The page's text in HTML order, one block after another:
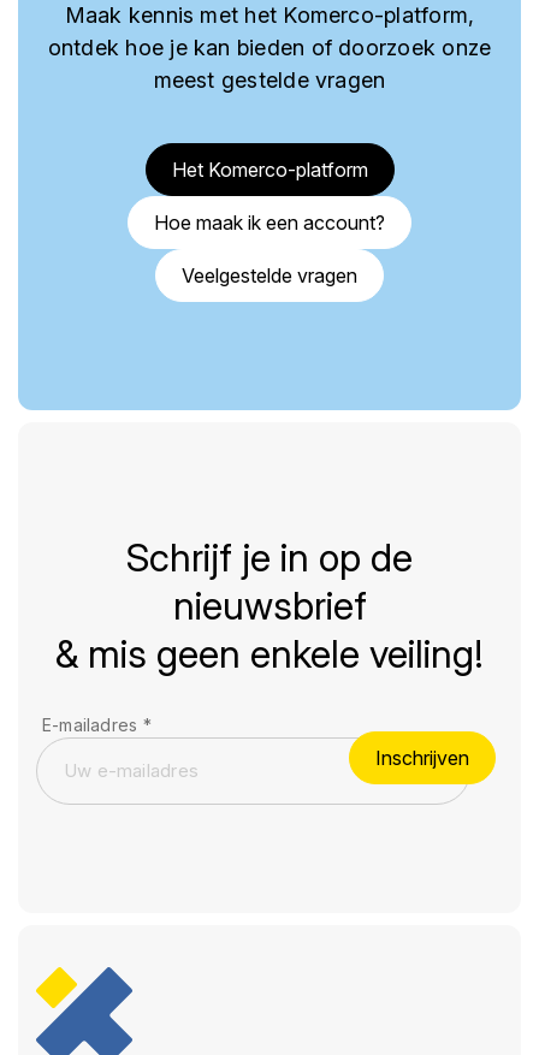
Maak kennis met het Komerco-platform,
ontdek hoe je kan bieden of doorzoek onze
meest gestelde vragen
Het Komerco-platform
Hoe maak ik een account?
Veelgestelde vragen
Schrijf je in op de
nieuwsbrief
& mis geen enkele veiling!
E-mailadres *
Inschrijven